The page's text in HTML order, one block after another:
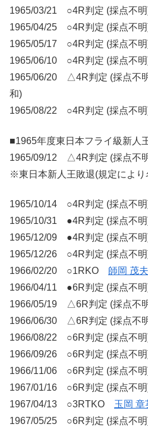
1965/03/21 ○4R判定 (採点不
1965/04/25 ○4R判定 (採点不
1965/05/17 ○4R判定 (採点不
1965/06/10 ○4R判定 (採点不
1965/06/20 △4R判定 (採点不
和)
1965/08/22 ○4R判定 (採点不
■1965年度東日本フライ級新人
1965/09/12 △4R判定 (採点不
※東日本新人王敗退(規定により
1965/10/14 ○4R判定 (採点不
1965/10/31 ●4R判定 (採点不
1965/12/09 ●4R判定 (採点不
1965/12/26 ○4R判定 (採点不
1966/02/20 ○1RKO 師岡 茂
1966/04/11 ●6R判定 (採点不
1966/05/19 △6R判定 (採点不
1966/06/30 △6R判定 (採点不
1966/08/22 ○6R判定 (採点不
1966/09/26 ○6R判定 (採点不
1966/11/06 ○6R判定 (採点不
1967/01/16 ○6R判定 (採点不
1967/04/13 ○3RTKO 玉岡 章
1967/05/25 ○6R判定 (採点不